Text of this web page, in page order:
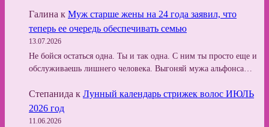
Галина к Муж старше жены на 24 года заявил, что
теперь ее очередь обеспечивать семью
13.07.2026
Не бойся остаться одна. Ты и так одна. С ним ты просто еще и
обслуживаешь лишнего человека. Выгоняй мужа альфонса…
Степанида к Лунный календарь стрижек волос ИЮЛЬ
2026 год
11.06.2026